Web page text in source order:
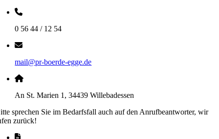
0 56 44 / 12 54
mail@pr-boerde-egge.de
An St. Marien 1, 34439 Willebadessen
sprechen Sie im Bedarfsfall auch auf den Anrufbeantworter, wir
zurück!